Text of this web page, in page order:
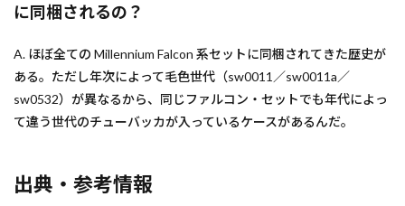
に同梱されるの？
A. ほぼ全ての Millennium Falcon 系セットに同梱されてきた歴史が
ある。ただし年次によって毛色世代（sw0011／sw0011a／
sw0532）が異なるから、同じファルコン・セットでも年代によっ
て違う世代のチューバッカが入っているケースがあるんだ。
出典・参考情報